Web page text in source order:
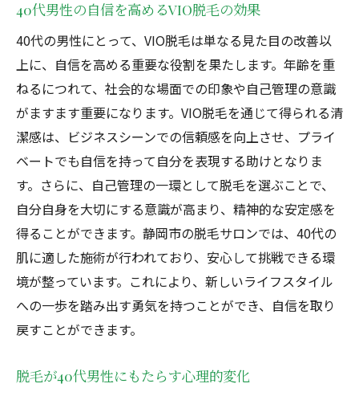
40代男性の自信を高めるVIO脱毛の効果
40代の男性にとって、VIO脱毛は単なる見た目の改善以
上に、自信を高める重要な役割を果たします。年齢を重
ねるにつれて、社会的な場面での印象や自己管理の意識
がますます重要になります。VIO脱毛を通じて得られる清
潔感は、ビジネスシーンでの信頼感を向上させ、プライ
ベートでも自信を持って自分を表現する助けとなりま
す。さらに、自己管理の一環として脱毛を選ぶことで、
自分自身を大切にする意識が高まり、精神的な安定感を
得ることができます。静岡市の脱毛サロンでは、40代の
肌に適した施術が行われており、安心して挑戦できる環
境が整っています。これにより、新しいライフスタイル
への一歩を踏み出す勇気を持つことができ、自信を取り
戻すことができます。
脱毛が40代男性にもたらす心理的変化